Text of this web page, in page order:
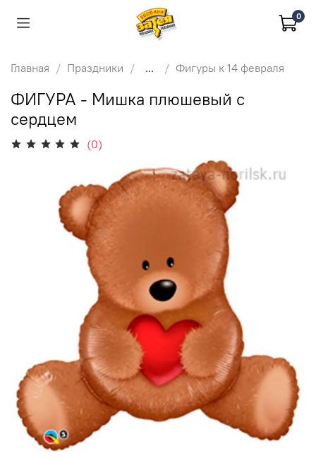
0
Главная Праздники ... Фигуры к 14 февраля
ФИГУРА - Мишка плюшевый с
сердцем
(0)